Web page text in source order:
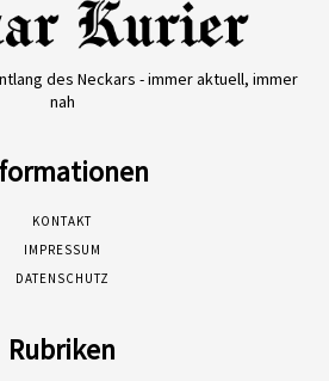
des Neckars - immer aktuell, immer
nah
KONTAKT
IMPRESSUM
DATENSCHUTZ
Rubriken